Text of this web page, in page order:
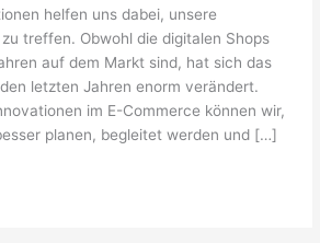
helfen uns dabei, unsere
treffen. Obwohl die digitalen Shops
auf dem Markt sind, hat sich das
letzten Jahren enorm verändert.
im E-Commerce können wir,
planen, begleitet werden und […]